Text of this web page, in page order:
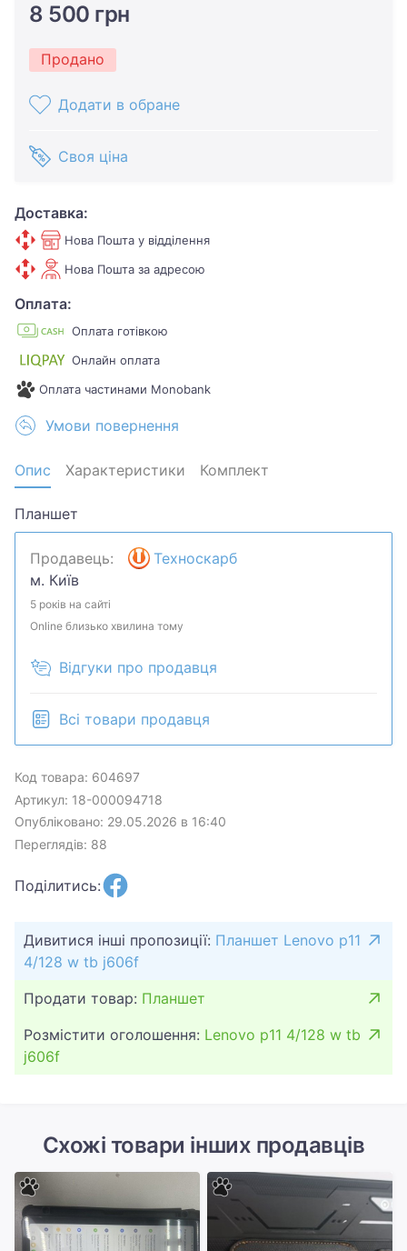
8 500 грн
Продано
Додати в обране
Своя ціна
Доставка:
Нова Пошта у відділення
Нова Пошта за адресою
Оплата:
Оплата готівкою
Онлайн оплата
Оплата частинами Monobank
Умови повернення
Опис Характеристики Комплект
Планшет
Продавець:
Техноскарб
м. Київ
5 років на сайті
Online близько хвилина тому
Відгуки про продавця
Всі товари продавця
Код товара: 604697
Артикул: 18-000094718
Опубліковано: 29.05.2026 в 16:40
Переглядів: 88
Поділитись:
Дивитися інші пропозиції: Планшет Lenovo p11
4/128 w tb j606f
Продати товар: Планшет
Розмістити оголошення: Lenovo p11 4/128 w tb
j606f
Схожі товари інших продавців